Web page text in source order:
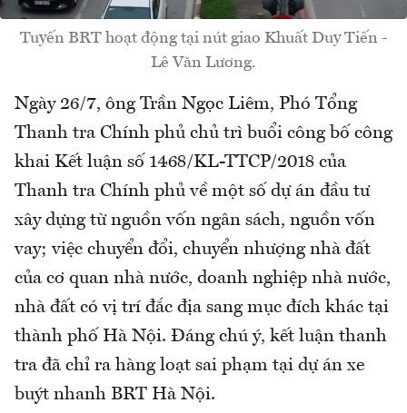
Tuyến BRT hoạt động tại nút giao Khuất Duy Tiến -
Lê Văn Lương.
Ngày 26/7, ông Trần Ngọc Liêm, Phó Tổng
Thanh tra Chính phủ chủ trì buổi công bố công
khai Kết luận số 1468/KL-TTCP/2018 của
Thanh tra Chính phủ về một số dự án đầu tư
xây dựng từ nguồn vốn ngân sách, nguồn vốn
vay; việc chuyển đổi, chuyển nhượng nhà đất
của cơ quan nhà nước, doanh nghiệp nhà nước,
nhà đất có vị trí đắc địa sang mục đích khác tại
thành phố Hà Nội. Đáng chú ý, kết luận thanh
tra đã chỉ ra hàng loạt sai phạm tại dự án xe
buýt nhanh BRT Hà Nội.